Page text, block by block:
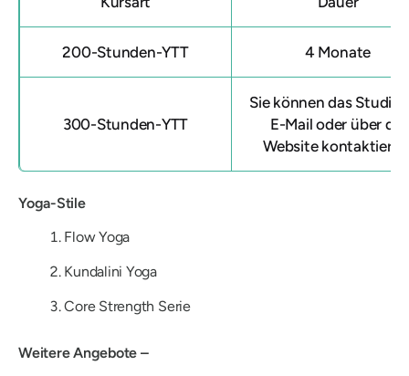
200-Stunden-YTT 4 Monate
300-Stunden-YTT
Sie können das Studio
E-Mail oder über die
Website
Yoga-Stile
Flow Yoga
Kundalini Yoga
Core Strength Serie
Weitere Angebote –